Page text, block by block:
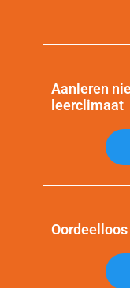
Aanleren
leerclimaat